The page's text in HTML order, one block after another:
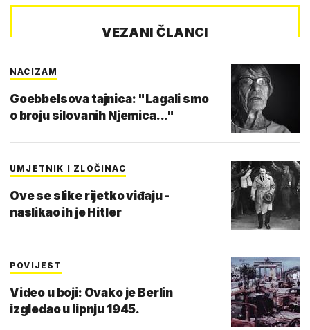
VEZANI ČLANCI
NACIZAM
Goebbelsova tajnica: "Lagali smo
o broju silovanih Njemica..."
UMJETNIK I ZLOČINAC
Ove se slike rijetko viđaju -
naslikao ih je Hitler
POVIJEST
Video u boji: Ovako je Berlin
izgledao u lipnju 1945.